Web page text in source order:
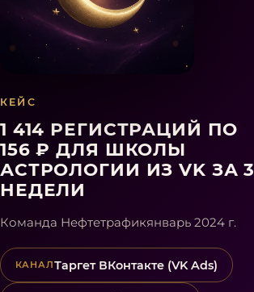
КЕЙС
1 414 РЕГИСТРАЦИЙ ПО
156 ₽ ДЛЯ ШКОЛЫ
АСТРОЛОГИИ ИЗ VK ЗА 3
НЕДЕЛИ
Команда Нефтетрафикянварь 2024 г.
КАНАЛТаргет ВКонтакте (VK Ads)